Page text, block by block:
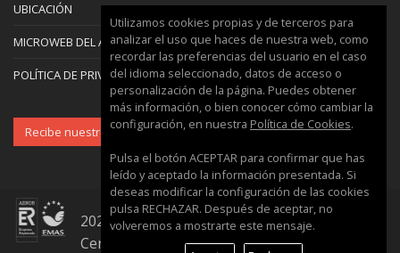
UBICACIÓN
MICROWEB DEL ÁREA
POLÍTICA DE PRIVACIDAD Y COOKIES
Recibe nuestro boletín
2026 © Universitat Politècnica de València ::
Centro de Formación Permanente
Utilizamos cookies propias y de terceros para
analizar el uso que haces de nuestra web, como
recordar las preferencias del usuario en el caso
del idioma seleccionado, datos de acceso o
personalización de la página. Puedes obtener
más información, o bien conocer cómo cambiar la
configuración, en nuestra Política de Cookies.
Pulsa el botón ACEPTAR para confirmar que has
leído y aceptado la información presentada. Si
deseas modificar la configuración de las cookies
pulsa RECHAZAR. Después de aceptar, no
volveremos a mostrarte este mensaje.